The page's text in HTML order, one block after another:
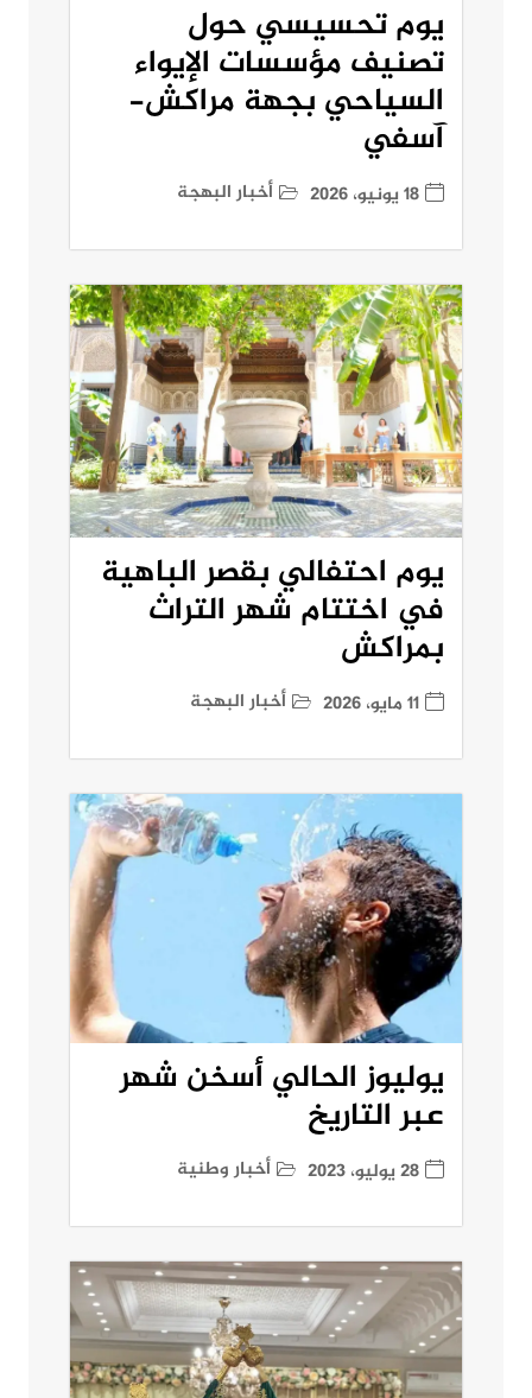
يوم تحسيسي حول
تصنيف مؤسسات الإيواء
السياحي بجهة مراكش-
آسفي
18 يونيو، 2026 أخبار البهجة
يوم احتفالي بقصر الباهية
في اختتام شهر التراث
بمراكش
11 مايو، 2026 أخبار البهجة
يوليوز الحالي أسخن شهر
عبر التاريخ
28 يوليو، 2023 أخبار وطنية